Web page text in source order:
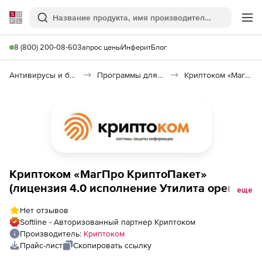
Softline
Поиск
8 (800) 200-08-60Запрос ценыИнферитБлог
Антивирусы и безопасность Программы для защиты информации Криптоком «МагПро КриптоПакет»
Криптоком «МагПро КриптоПакет»
(лицензия 4.0 исполнение Утилита openssl,
еще
Нет отзывов
Softline - Авторизованный партнер Криптоком
Производитель: Криптоком
Прайс-лист
Скопировать ссылку